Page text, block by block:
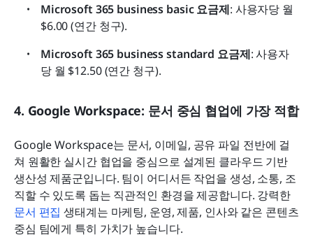
Microsoft 365 business basic 요금제: 사용자당 월
$6.00 (연간 청구).
Microsoft 365 business standard 요금제: 사용자
당 월 $12.50 (연간 청구).
4. Google Workspace: 문서 중심 협업에 가장 적합
Google Workspace는 문서, 이메일, 공유 파일 전반에 걸
쳐 원활한 실시간 협업을 중심으로 설계된 클라우드 기반
생산성 제품군입니다. 팀이 어디서든 작업을 생성, 소통, 조
문서 편집 생태계는 마케팅, 운영, 제품, 인사와 같은 콘텐츠
중심 팀에게 특히 가치가 높습니다.